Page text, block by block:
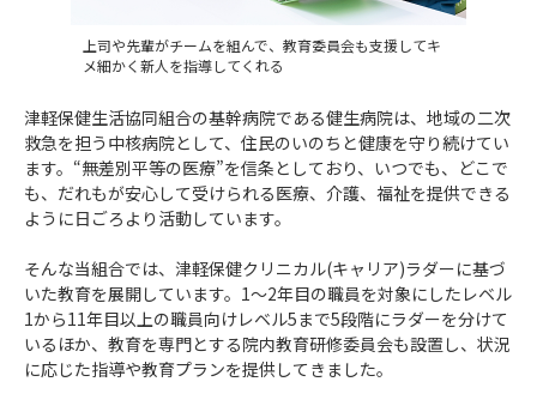
上司や先輩がチームを組んで、教育委員会も支援してキ
メ細かく新人を指導してくれる
津軽保健生活協同組合の基幹病院である健生病院は、地域の二次
救急を担う中核病院として、住民のいのちと健康を守り続けてい
ます。“無差別平等の医療”を信条としており、いつでも、どこで
も、だれもが安心して受けられる医療、介護、福祉を提供できる
ように日ごろより活動しています。
そんな当組合では、津軽保健クリニカル(キャリア)ラダーに基づ
いた教育を展開しています。1～2年目の職員を対象にしたレベル
1から11年目以上の職員向けレベル5まで5段階にラダーを分けて
いるほか、教育を専門とする院内教育研修委員会も設置し、状況
に応じた指導や教育プランを提供してきました。